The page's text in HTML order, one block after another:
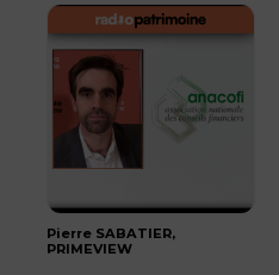
Pierre SABATIER,
PRIMEVIEW